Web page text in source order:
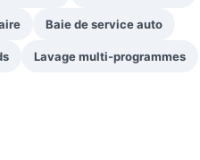
Baie de service auto
Lavage multi-programmes